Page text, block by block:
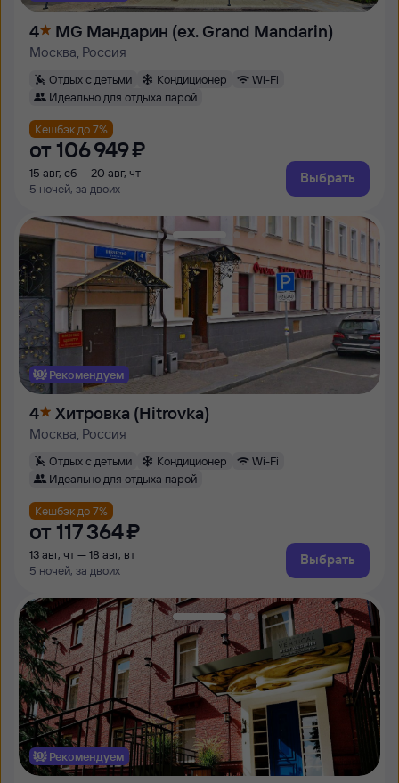
4 MG Мандарин (ex. Grand Mandarin)
Москва, Россия
Отдых с детьми Кондиционер
Wi-Fi
Идеально для отдыха парой
Кешбэк до 7%
от 106 ⁠949 ⁠₽
15 авг, сб — 20 авг, чт
5 ночей, за двоих
Выбрать
Рекомендуем
4 Хитровка (Hitrovka)
Москва, Россия
Отдых с детьми Кондиционер
Wi-Fi
Идеально для отдыха парой
Кешбэк до 7%
от 117 ⁠364 ⁠₽
13 авг, чт — 18 авг, вт
5 ночей, за двоих
Выбрать
Рекомендуем